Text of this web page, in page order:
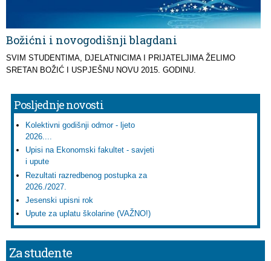
Božićni i novogodišnji blagdani
SVIM STUDENTIMA, DJELATNICIMA I PRIJATELJIMA ŽELIMO
SRETAN BOŽIĆ I USPJEŠNU NOVU 2015. GODINU.
Posljednje novosti
Kolektivni godišnji odmor - ljeto
2026....
Upisi na Ekonomski fakultet - savjeti
i upute
Rezultati razredbenog postupka za
2026./2027.
Jesenski upisni rok
Upute za uplatu školarine (VAŽNO!)
Za studente